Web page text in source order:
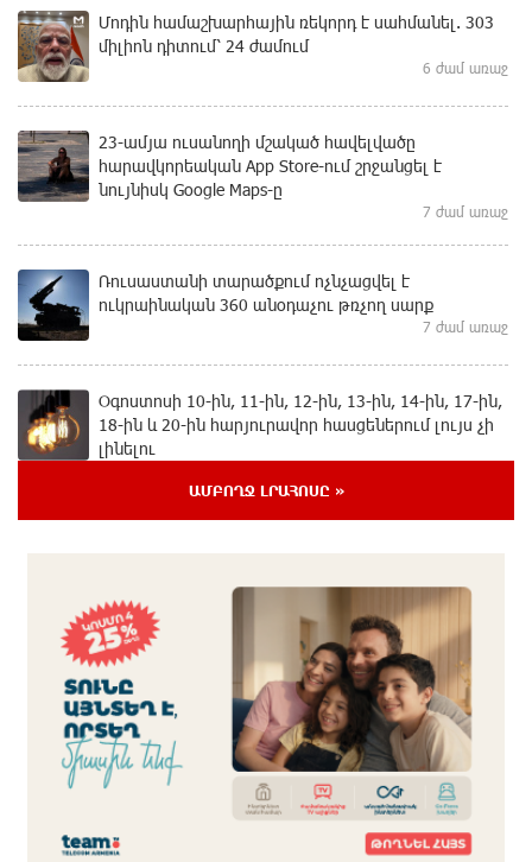
Մոդին համաշխարհային ռեկորդ է սահմանել. 303
միլիոն դիտում՝ 24 ժամում
6 ժամ առաջ
23-ամյա ուսանողի մշակած հավելվածը
հարավկորեական App Store-ում շրջանցել է
նույնիսկ Google Maps-ը
7 ժամ առաջ
Ռուսաստանի տարածքում ոչնչացվել է
ուկրաինական 360 անօդաչու թռչող սարք
7 ժամ առաջ
Օգոստոսի 10-ին, 11-ին, 12-ին, 13-ին, 14-ին, 17-ին,
18-ին և 20-ին հարյուրավոր հասցեներում լույս չի
լինելու
8 ժամ առաջ
Ադրբեջանի Սարով գյուղում տանը 18-ամյա աղջկա
դի է հայտնաբերվել
8 ժամ առաջ
Հայհիդրոմետի տնօրենը գրել է
8 ժամ առաջ
ԱՄԲՈՂՋ ԼՐԱՀՈՍԸ »